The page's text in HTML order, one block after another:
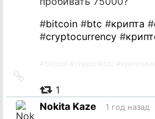
#bitcoin #btc #крипта #
#cryptocurrency #
источник
1
Nokita Kaze
1 год назад